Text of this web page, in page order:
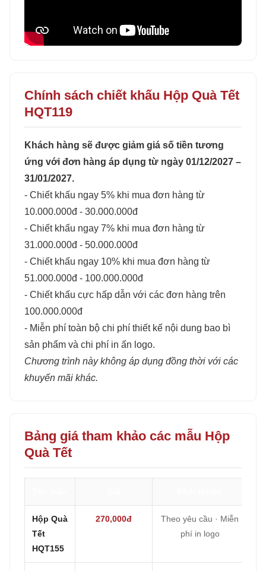
Chính sách chiết khấu Hộp Quà Tết
HQT119
Khách hàng sẽ được giảm giá số tiền tương
ứng với đơn hàng áp dụng từ ngày 01/12/2027 –
31/01/2027.
- Chiết khấu ngay 5% khi mua đơn hàng từ
10.000.000đ - 30.000.000đ
- Chiết khấu ngay 7% khi mua đơn hàng từ
31.000.000đ - 50.000.000đ
- Chiết khấu ngay 10% khi mua đơn hàng từ
51.000.000đ - 100.000.000đ
- Chiết khấu cực hấp dẫn với các đơn hàng trên
100.000.000đ
- Miễn phí toàn bộ chi phí thiết kế nội dung bao bì
sản phẩm và chi phí in ấn logo.
Chương trình này không áp dụng đồng thời với các
khuyến mãi khác.
Bảng giá tham khảo các mẫu Hộp
Quà Tết
Hộp Quà
Tết
HQT155
270,000đ
Theo yêu cầu · Miễn
phí in logo